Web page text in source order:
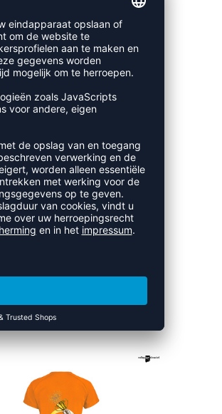
KAMPIOENSHIRT 2026 UNISEX
KAMPIOENSHIRT 2026 DAMES
15,95